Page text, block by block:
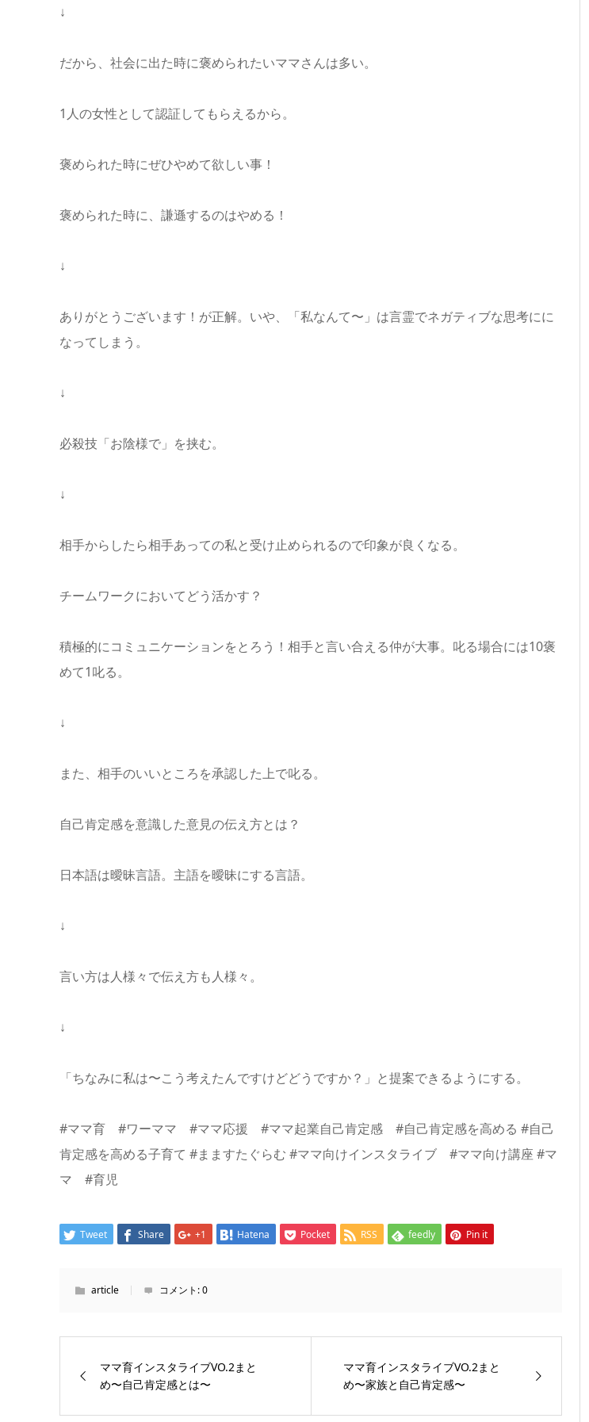
↓
だから、社会に出た時に褒められたいママさんは多い。
1人の女性として認証してもらえるから。
褒められた時にぜひやめて欲しい事！
褒められた時に、謙遜するのはやめる！
↓
ありがとうございます！が正解。いや、「私なんて〜」は言霊でネガティブな思考にに
なってしまう。
↓
必殺技「お陰様で」を挟む。
↓
相手からしたら相手あっての私と受け止められるので印象が良くなる。
チームワークにおいてどう活かす？
積極的にコミュニケーションをとろう！相手と言い合える仲が大事。叱る場合には10褒
めて1叱る。
↓
また、相手のいいところを承認した上で叱る。
自己肯定感を意識した意見の伝え方とは？
日本語は曖昧言語。主語を曖昧にする言語。
↓
言い方は人様々で伝え方も人様々。
↓
「ちなみに私は〜こう考えたんですけどどうですか？」と提案できるようにする。
#ママ育 #ワーママ #ママ応援 #ママ起業自己肯定感 #自己肯定感を高める #自己
肯定感を高める子育て #まますたぐらむ #ママ向けインスタライブ #ママ向け講座 #マ
マ #育児
Tweet Share +1 Hatena Pocket RSS feedly Pin it
article コメント:0
ママ育インスタライブVO.2まと
め〜自己肯定感とは〜
ママ育インスタライブVO.2まと
め〜家族と自己肯定感〜